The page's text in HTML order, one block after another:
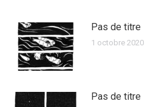
Pas de titre
1 octobre 2020
Pas de titre